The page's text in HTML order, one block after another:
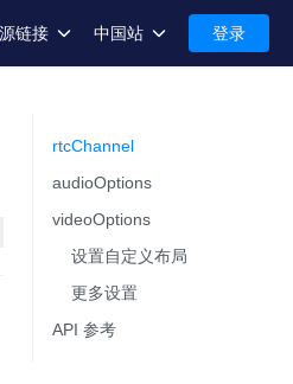
链接
持
中国站
International-English
登录
rtcChannel​
audioOptions​
videoOptions​
设置自定义布局​
更多设置​
API 参考​